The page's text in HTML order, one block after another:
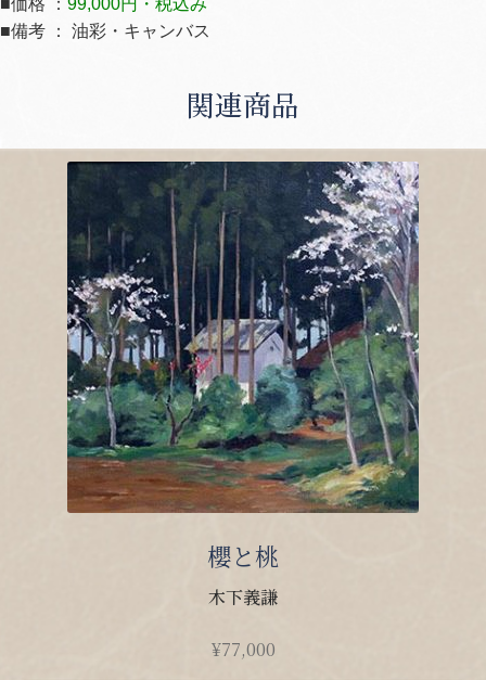
■価格 ： 99,000円・税込み
■備考 ： 油彩・キャンバス
関連商品
櫻と桃
木下義謙
¥77,000